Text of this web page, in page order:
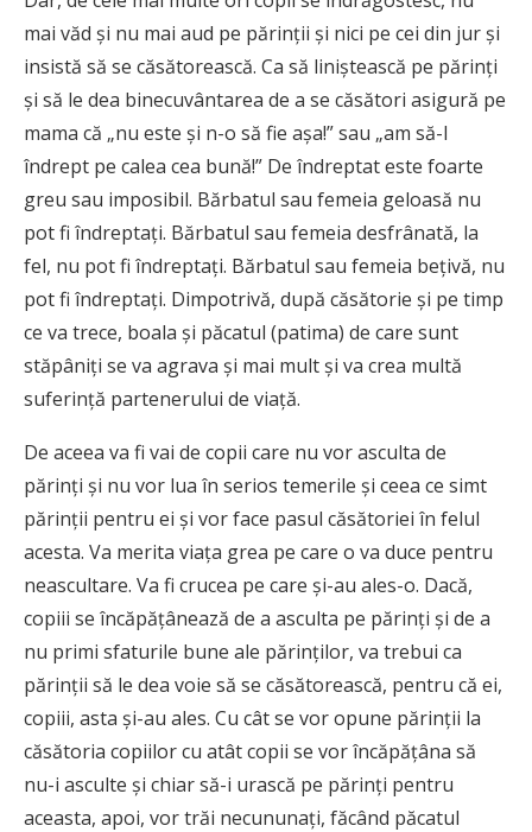
mai văd şi nu mai aud pe părinţii şi nici pe cei din jur şi
insistă să se căsătorească. Ca să liniştească pe părinţi
şi să le dea binecuvântarea de a se căsători asigură pe
mama că „nu este şi n-o să fie aşa!” sau „am să-l
îndrept pe calea cea bună!” De îndreptat este foarte
greu sau imposibil. Bărbatul sau femeia geloasă nu
pot fi îndreptaţi. Bărbatul sau femeia desfrânată, la
fel, nu pot fi îndreptaţi. Bărbatul sau femeia beţivă, nu
pot fi îndreptaţi. Dimpotrivă, după căsătorie şi pe timp
ce va trece, boala şi păcatul (patima) de care sunt
stăpâniţi se va agrava şi mai mult şi va crea multă
suferinţă partenerului de viaţă.
De aceea va fi vai de copii care nu vor asculta de
părinţi şi nu vor lua în serios temerile şi ceea ce simt
părinţii pentru ei şi vor face pasul căsătoriei în felul
acesta. Va merita viaţa grea pe care o va duce pentru
neascultare. Va fi crucea pe care şi-au ales-o. Dacă,
copiii se încăpăţânează de a asculta pe părinţi şi de a
nu primi sfaturile bune ale părinţilor, va trebui ca
părinţii să le dea voie să se căsătorească, pentru că ei,
copiii, asta şi-au ales. Cu cât se vor opune părinţii la
căsătoria copiilor cu atât copii se vor încăpăţâna să
nu-i asculte şi chiar să-i urască pe părinţi pentru
aceasta, apoi, vor trăi necununaţi, făcând păcatul